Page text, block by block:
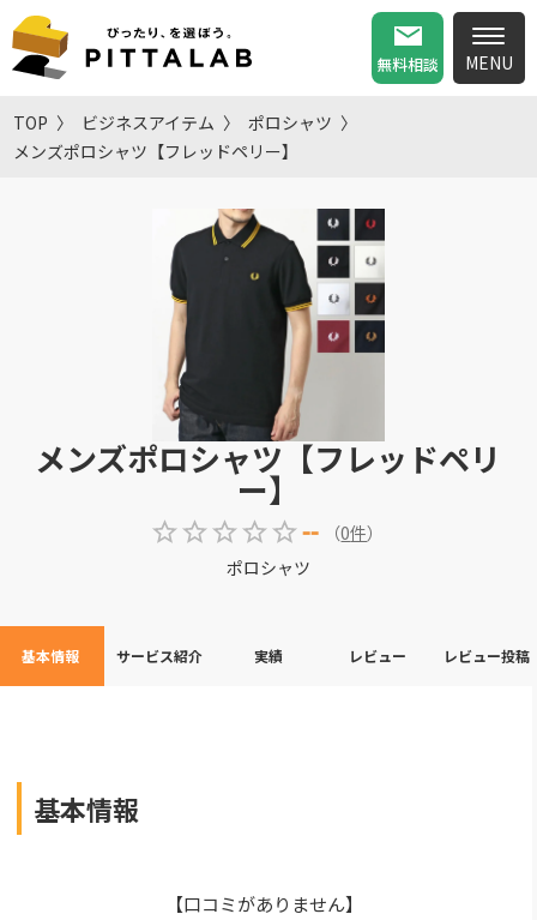
無料相談
TOP ビジネスアイテム
ポロシャツ
メンズポロシャツ【フレッドペリー】
メンズポロシャツ【フレッドペリ
ー】
-- （0件）
ポロシャツ
基本情報 サービス紹介 実績 レビュー レビュー投稿
基本情報
【口コミがありません】